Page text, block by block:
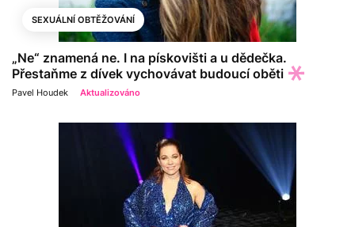
SEXUÁLNÍ OBTĚŽOVÁNÍ
„Ne“ znamená ne. I na pískovišti a u dědečka.
Přestaňme z dívek vychovávat budoucí oběti
Pavel Houdek Aktualizováno